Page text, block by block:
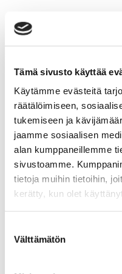
Tämä sivusto käyttää
Käytämme evästeitä
räätälöimiseen,
tukemiseen ja
jaamme sosiaalisen
alan kumppaneillemme
sivustoamme.
tietoja muihin tietoihin,
kerätty, kun olet
valinta
Välttämätön
Muut
Reuna-,